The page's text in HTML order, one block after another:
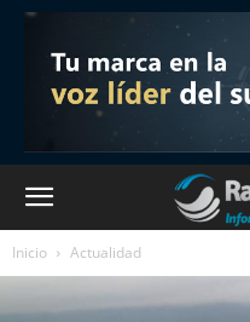
Inicio Actualidad